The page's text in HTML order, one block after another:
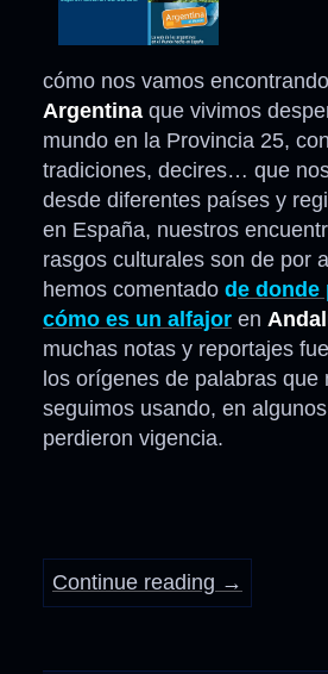
cómo nos vamos
Argentina que vivimos
mundo en la Provincia 25,
tradiciones, decires… que
desde diferentes países y
en España, nuestros
rasgos culturales son de por
hemos comentado de donde
cómo es un alfajor en
muchas notas y reportajes
los orígenes de palabras que
seguimos usando, en
perdieron vigencia.
Continue reading →